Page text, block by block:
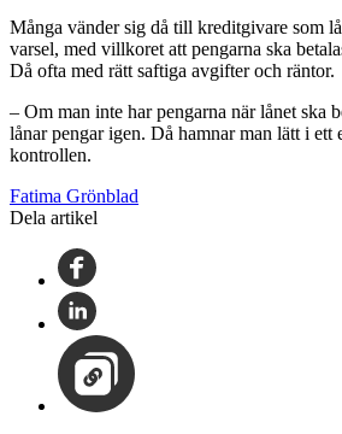
Många vänder sig då till kreditgivare som
varsel, med villkoret att pengarna ska
Då ofta med rätt saftiga avgifter och räntor.
– Om man inte har pengarna när lånet ska
lånar pengar igen. Då hamnar man lätt i ett
kontrollen.
Fatima Grönblad
Dela artikel